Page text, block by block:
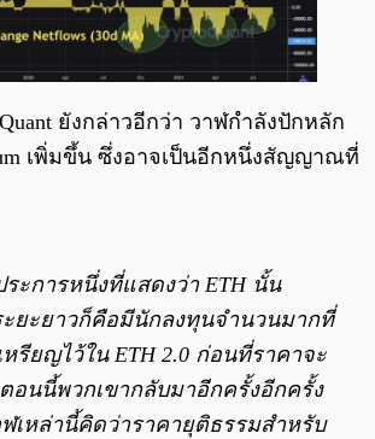
ยังกล่าวอีกว่า วาฬกำลังปักหลัก
เพิ่มขึ้น ซึ่งอาจเป็นอีกหนึ่งสัญญาณที่
ะการหนึ่งที่แสดงว่า ETH นั้น
ะยะยาวก็คือมีนักลงทุนจำนวนมากที่
หรียญไว้ใน ETH 2.0 ก่อนที่ราคาจะ
อนนี้พวกเขากลับมาอีกครั้งอีกครั้ง
เหล่านี้คิดว่าราคายุติธรรมสำหรับ